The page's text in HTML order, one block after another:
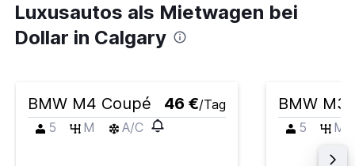
Luxusautos als Mietwagen bei
Dollar in Calgary
BMW M4 Coupé 46 €/Tag
5
M A/C
BMW M3
5 M